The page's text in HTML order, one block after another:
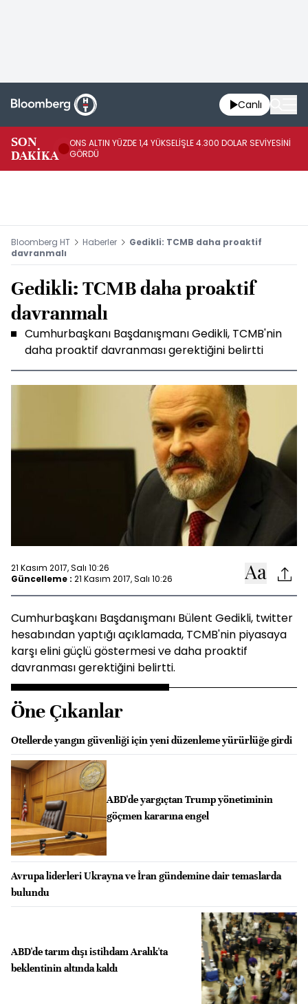
Canlı
SON
DAKİKA
ONS ALTIN YÜZDE 1,4 YÜKSELİŞLE 4.300 DOLAR SEVİYESİNİ
GÖRDÜ
Bloomberg HT Haberler
Gedikli: TCMB daha proaktif
davranmalı
Gedikli: TCMB daha proaktif
davranmalı
Cumhurbaşkanı Başdanışmanı Gedikli, TCMB'nin
daha proaktif davranması gerektiğini belirtti
21 Kasım 2017, Salı 10:26
Güncelleme : 21 Kasım 2017, Salı 10:26
Cumhurbaşkanı Başdanışmanı Bülent Gedikli, twitter
hesabından yaptığı açıklamada, TCMB'nin piyasaya
karşı elini güçlü göstermesi ve daha proaktif
davranması gerektiğini belirtti.
Öne Çıkanlar
Otellerde yangın güvenliği için yeni düzenleme yürürlüğe girdi
ABD'de yargıçtan Trump yönetiminin
göçmen kararına engel
Avrupa liderleri Ukrayna ve İran gündemine dair temaslarda
bulundu
ABD'de tarım dışı istihdam Aralık'ta
beklentinin altında kaldı